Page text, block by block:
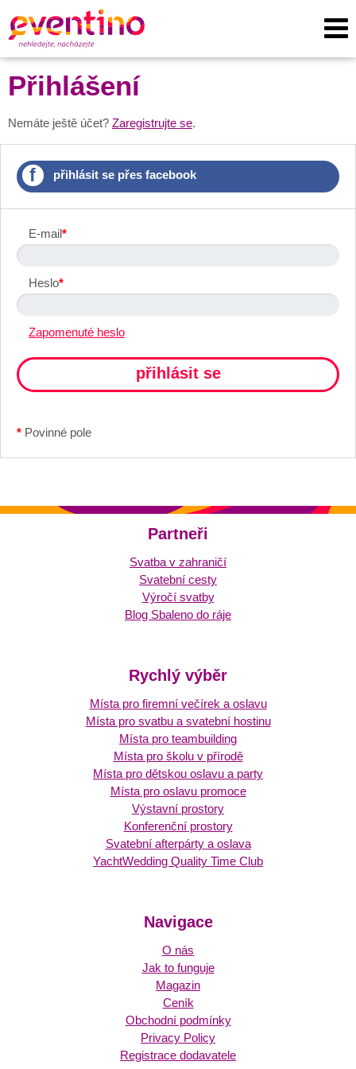
Přihlášení
Nemáte ještě účet? Zaregistrujte se.
f přihlásit se přes facebook
E-mail*
Heslo*
Zapomenuté heslo
* Povinné pole
Partneři
Svatba v zahraničí
Svatební cesty
Výročí svatby
Blog Sbaleno do ráje
Rychlý výběr
Místa pro firemní večírek a oslavu
Místa pro svatbu a svatební hostinu
Místa pro teambuilding
Místa pro školu v přírodě
Místa pro dětskou oslavu a party
Místa pro oslavu promoce
Výstavní prostory
Konferenční prostory
Svatební afterpárty a oslava
YachtWedding Quality Time Club
Navigace
O nás
Jak to funguje
Magazin
Ceník
Obchodní podmínky
Privacy Policy
Registrace dodavatele